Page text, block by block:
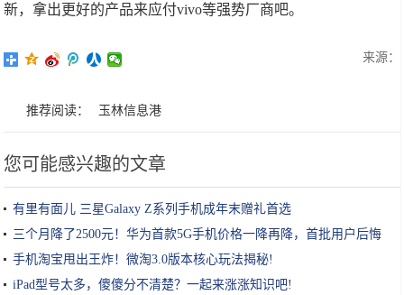
新，拿出更好的产品来应付vivo等强势厂商吧。
来源：
推荐阅读： 玉林信息港
您可能感兴趣的文章
有里有面儿 三星Galaxy Z系列手机成年末赠礼首选
三个月降了2500元！华为首款5G手机价格一降再降，首批用户后悔
了!
手机淘宝甩出王炸！微淘3.0版本核心玩法揭秘!
iPad型号太多，傻傻分不清楚？一起来涨涨知识吧!